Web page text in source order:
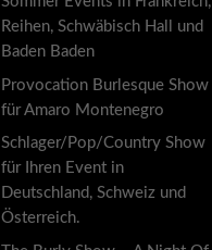
Reihen, Schwäbisch Hall und
Baden Baden
Provocation Burlesque Show
für Amaro Montenegro
Schlager/Pop/Country Show
für Ihren Event in
Deutschland, Schweiz und
Österreich.